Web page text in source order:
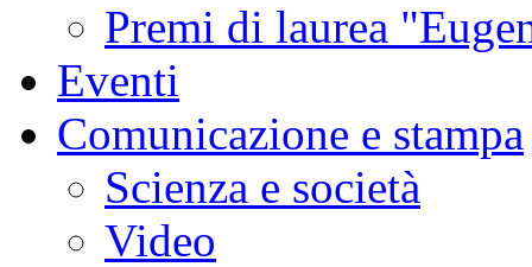
Premi di laurea
Eventi
Comunicazione e stampa
Scienza e società
Video